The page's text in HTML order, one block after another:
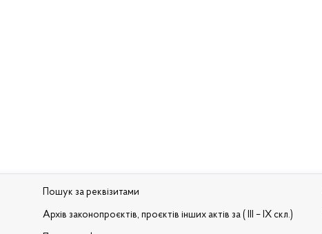
Пошук за реквізитами
Архів законопроєктів, проєктів інших актів за ( III – IX скл.)